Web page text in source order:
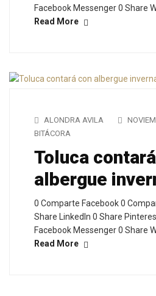
Facebook Messenger 0 Share
Read More
ALONDRA AVILA
BITÁCORA
Toluca
albergue
0 Comparte Facebook 0
Share LinkedIn 0 Share
Facebook Messenger 0 Share
Read More